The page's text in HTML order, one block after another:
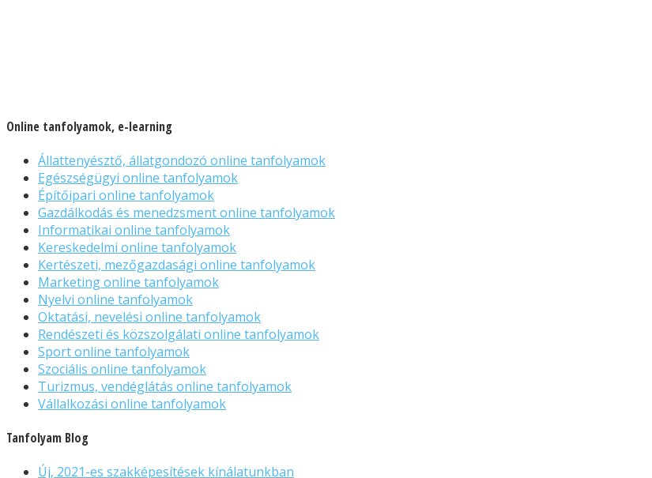
Online tanfolyamok, e-learning
Állattenyésztő, állatgondozó online tanfolyamok
Egészségügyi online tanfolyamok
Építőipari online tanfolyamok
Gazdálkodás és menedzsment online tanfolyamok
Informatikai online tanfolyamok
Kereskedelmi online tanfolyamok
Kertészeti, mezőgazdasági online tanfolyamok
Marketing online tanfolyamok
Nyelvi online tanfolyamok
Oktatási, nevelési online tanfolyamok
Rendészeti és közszolgálati online tanfolyamok
Sport online tanfolyamok
Szociális online tanfolyamok
Turizmus, vendéglátás online tanfolyamok
Vállalkozási online tanfolyamok
Tanfolyam Blog
Új, 2021-es szakképesítések kínálatunkban